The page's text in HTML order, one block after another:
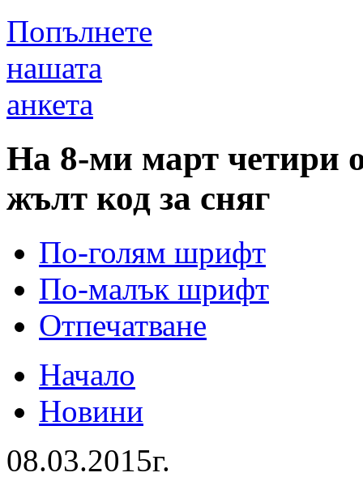
Попълнете
нашата
анкета
На 8-ми март четири
жълт код за сняг
По-голям шрифт
По-малък шрифт
Отпечатване
Начало
Новини
08.03.2015г.